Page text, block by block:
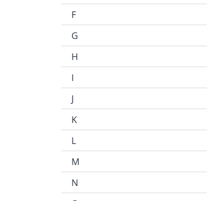
F
G
H
I
J
K
L
M
N